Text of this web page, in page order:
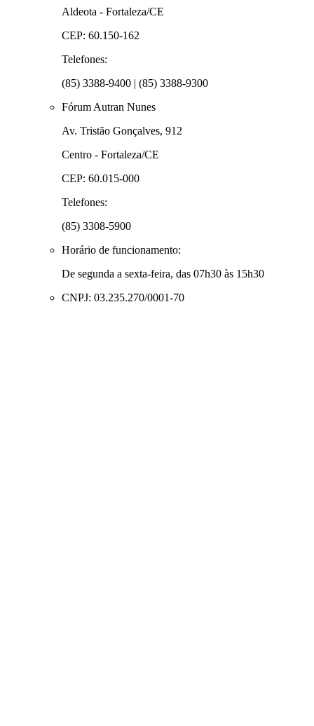
Aldeota - Fortaleza/CE
CEP: 60.150-162
Telefones:
(85) 3388-9400 | (85) 3388-9300
Fórum Autran Nunes
Av. Tristão Gonçalves, 912
Centro - Fortaleza/CE
CEP: 60.015-000
Telefones:
(85) 3308-5900
Horário de funcionamento:
De segunda a sexta-feira, das 07h30 às 15h30
CNPJ: 03.235.270/0001-70